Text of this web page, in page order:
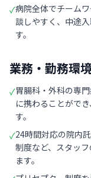
✓病院全体でチーム
談しやすく、中途
す。
業務・勤務環
✓胃腸科・外科の専
に携わることがで
す。
✓24時間対応の院内
制度など、スタッ
ます。